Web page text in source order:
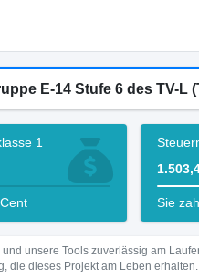
E-14 Stufe 6 des TV-L
1
Sie
unsere Tools zuverlässig am
die dieses Projekt am Leben erhalten.